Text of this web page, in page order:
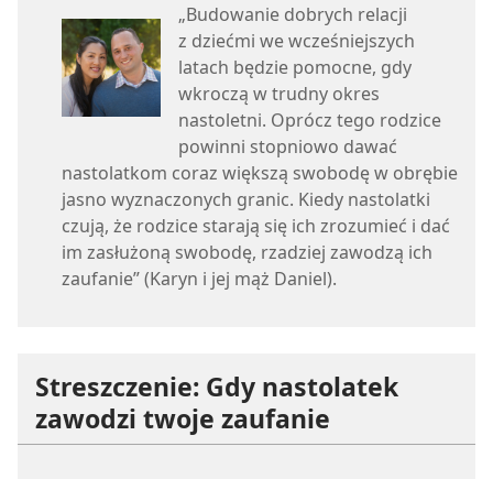
„Budowanie dobrych relacji
z dziećmi we wcześniejszych
latach będzie pomocne, gdy
wkroczą w trudny okres
nastoletni. Oprócz tego rodzice
powinni stopniowo dawać
nastolatkom coraz większą swobodę w obrębie
jasno wyznaczonych granic. Kiedy nastolatki
czują, że rodzice starają się ich zrozumieć i dać
im zasłużoną swobodę, rzadziej zawodzą ich
zaufanie” (Karyn i jej mąż Daniel).
Streszczenie: Gdy nastolatek
zawodzi twoje zaufanie